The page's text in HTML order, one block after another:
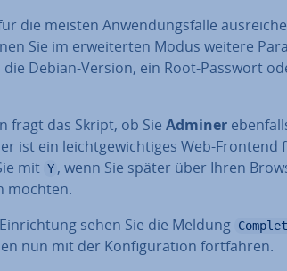
die meisten An­wen­dungs­fäl­le
Sie im er­wei­ter­ten Modus weitere
die Debian-Version, ein Root-Passwort
fragt das Skript, ob Sie Adminer
ist ein leicht­ge­wich­ti­ges Web-Frontend
mit Y , wenn Sie später über Ihren
möchten.
sehen Sie die Meldung
nun mit der Kon­fi­gu­ra­ti­on fort­fah­ren.